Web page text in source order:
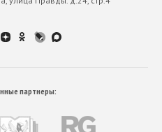
партнеры: